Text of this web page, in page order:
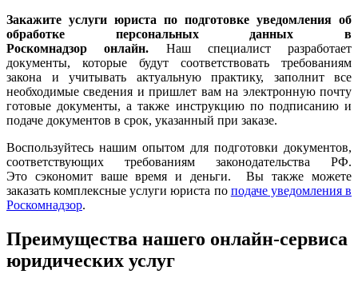
Закажите услуги юриста по подготовке уведомления об
обработке персональных данных в
Роскомнадзор онлайн. Наш специалист разработает
документы, которые будут соответствовать требованиям
закона и учитывать актуальную практику, заполнит все
необходимые сведения и пришлет вам на электронную почту
готовые документы, а также инструкцию по подписанию и
подаче документов в срок, указанный при заказе.
Воспользуйтесь нашим опытом для подготовки документов,
соответствующих требованиям законодательства РФ.
Это сэкономит ваше время и деньги. Вы также можете
заказать комплексные услуги юриста по подаче уведомления в
Роскомнадзор.
Преимущества нашего онлайн-сервиса
юридических услуг